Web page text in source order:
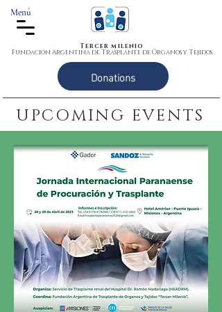
Donations
Menú
Tercer milenio
Fundación Argentina de Trasplante de Órganos y Tejidos
UPCOMING EVENTS